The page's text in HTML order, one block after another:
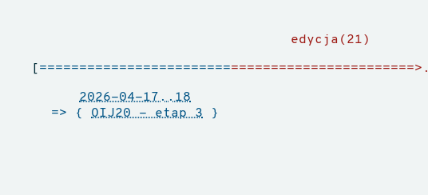
edycja(21)
2026-04-17..18
=> { OIJ20 - etap 3 }
[ ===============================================>.